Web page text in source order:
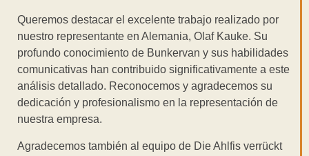
Queremos destacar el excelente trabajo realizado por
nuestro representante en Alemania, Olaf Kauke. Su
profundo conocimiento de Bunkervan y sus habilidades
comunicativas han contribuido significativamente a este
análisis detallado. Reconocemos y agradecemos su
dedicación y profesionalismo en la representación de
nuestra empresa.
Agradecemos también al equipo de Die Ahlfis verrückt